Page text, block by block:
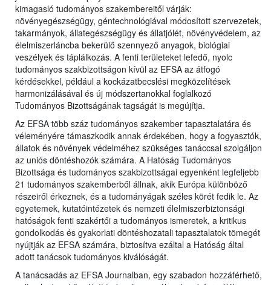
kimagasló tudományos szakembereitől várják:
növényegészségügy, géntechnológiával módosított szervezetek,
takarmányok, állategészségügy és állatjólét, növényvédelem, az
élelmiszerláncba bekerülő szennyező anyagok, biológiai
veszélyek és táplálkozás. A fenti területeket lefedő, nyolc
tudományos szakbizottságon kívül az EFSA az átfogó
kérdésekkel, például a kockázatbecslési megközelítések
harmonizálásával és új módszertanokkal foglalkozó
Tudományos Bizottságának tagságát is megújítja.
Az EFSA több száz tudományos szakember tapasztalatára és
véleményére támaszkodik annak érdekében, hogy a fogyasztók,
állatok és növények védelméhez szükséges tanáccsal szolgáljon
az uniós döntéshozók számára. A Hatóság Tudományos
Bizottsága és tudományos szakbizottságai egyenként legfeljebb
21 tudományos szakemberből állnak, akik Európa különböző
részeiről érkeznek, és a tudományágak széles körét fedik le. Az
egyetemek, kutatóintézetek és nemzeti élelmiszerbiztonsági
hatóságok fenti szakértői a tudományos ismeretek, a kritikus
gondolkodás és gyakorlati döntéshozatali tapasztalatok tömegét
nyújtják az EFSA számára, biztosítva ezáltal a Hatóság által
adott tanácsok tudományos kiválóságát.
A tanácsadás az EFSA Journalban, egy szabadon hozzáférhető,